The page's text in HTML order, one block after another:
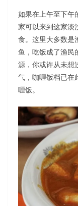
如果在上午至下午
家可以来到这家淡
食。这里大多数是
鱼，吃饭成了渔民
源，你或许从未想
气，咖喱饭档已在
喱饭。